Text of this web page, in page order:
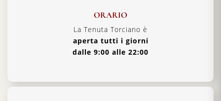
ORARIO
La Tenuta Torciano è
aperta tutti i giorni
dalle 9:00 alle 22:00